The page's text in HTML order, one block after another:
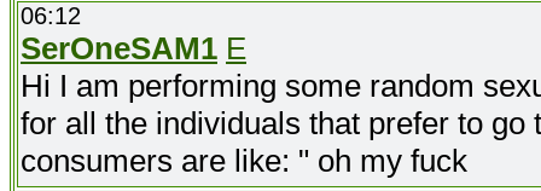
06:12
SerOneSAM1 E
Hi I am performing some random
for all the individuals that prefer to
consumers are like: " oh my fuck